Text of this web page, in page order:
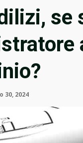
se
30, 2024